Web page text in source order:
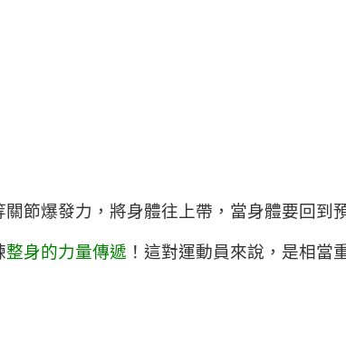
節爆發力，將身體往上帶，當身體要回到
整身的力量傳遞 ！這對運動員來說，是相當